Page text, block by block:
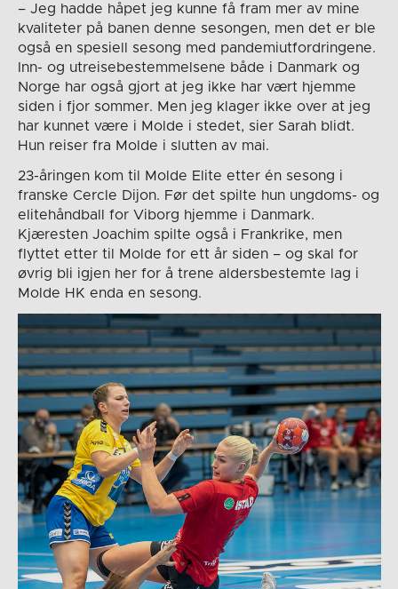
– Jeg hadde håpet jeg kunne få fram mer av mine
kvaliteter på banen denne sesongen, men det er ble
også en spesiell sesong med pandemiutfordringene.
Inn- og utreisebestemmelsene både i Danmark og
Norge har også gjort at jeg ikke har vært hjemme
siden i fjor sommer. Men jeg klager ikke over at jeg
har kunnet være i Molde i stedet, sier Sarah blidt.
Hun reiser fra Molde i slutten av mai.
23-åringen kom til Molde Elite etter én sesong i
franske Cercle Dijon. Før det spilte hun ungdoms- og
elitehåndball for Viborg hjemme i Danmark.
Kjæresten Joachim spilte også i Frankrike, men
flyttet etter til Molde for ett år siden – og skal for
øvrig bli igjen her for å trene aldersbestemte lag i
Molde HK enda en sesong.